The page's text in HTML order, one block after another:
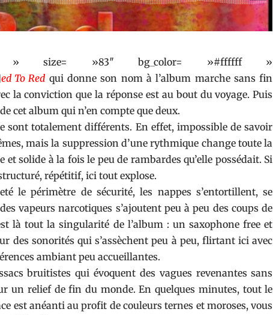
» size= »83″ bg_color= »#ffffff »
ed To Red qui donne son nom à l’album marche sans fin
la conviction que la réponse est au bout du voyage. Puis
cet album qui n’en compte que deux.
sont totalement différents. En effet, impossible de savoir
mais la suppression d’une rythmique change toute la
solide à la fois le peu de rambardes qu’elle possédait. Si
répétitif, ici tout explose.
le périmètre de sécurité, les nappes s’entortillent, se
vapeurs narcotiques s’ajoutent peu à peu des coups de
là tout la singularité de l’album : un saxophone free et
des sonorités qui s’assèchent peu à peu, flirtant ici avec
ambiant peu accueillantes.
bruitistes qui évoquent des vagues revenantes sans
un relief de fin du monde. En quelques minutes, tout le
est anéanti au profit de couleurs ternes et moroses, vous